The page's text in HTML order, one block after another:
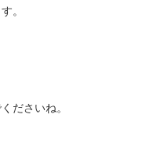
。
ださいね。